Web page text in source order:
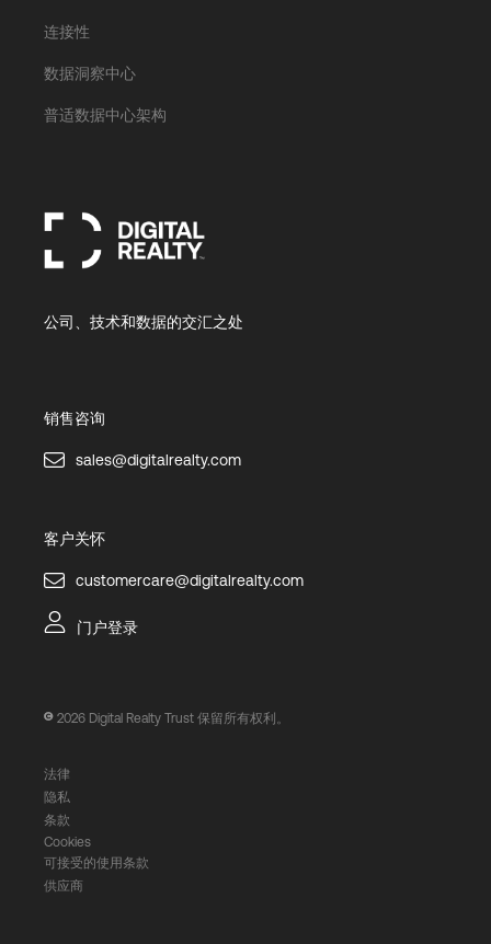
连接性
数据洞察中心
普适数据中心架构
公司、技术和数据的交汇之处
销售咨询
sales@digitalrealty.com
客户关怀
customercare@digitalrealty.com
门户登录
2026 Digital Realty Trust 保留所有权利。
法律
隐私
条款
Cookies
可接受的使用条款
供应商